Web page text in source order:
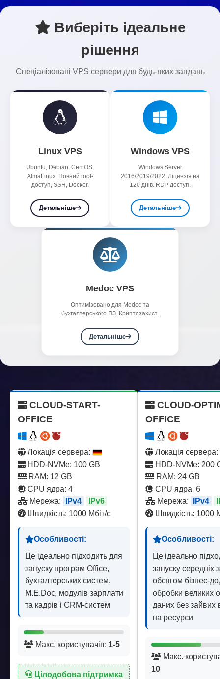
Виберіть ідеальне
рішення
Спеціалізовані VPS сервери для будь-яких завдань
Linux VPS
Ubuntu, Debian, CentOS,
AlmaLinux. Повний root-
доступ, SSH, Docker.
Детальніше
Windows VPS
Windows Server
2016/2019/2022. Ліцензія на
120 днів. RDP доступ.
Детальніше
Medoc VPS
Оптимізовано для Medoc та
бухгалтерського ПЗ. Криптозахист.
Детальніше
CLOUD-START-
OFFICE
Локація сервера:
HDD-NVMe: 100 GB
RAM: 12 GB
CPU ядра: 4
Мережа:
IPv4
IPv6
Швидкість: 1000 Мбіт/с
Особливості:
Це ідеально підходить для
запуску програм Office,
бухгалтерських систем,
M.E.Doc, модулів зарплати
та кадрів і CRM-систем
Макс. користувачів: 1-5
Цілодобова підтримка
CLOUD-
OFFICE
Локація сервера:
HDD-NVMe: 200
RAM: 24 GB
CPU ядра: 6
Мережа:
IPv4
Швидкість: 1000
Особливості:
Це ідеально
запуску середніх
обсягом бізнес-
обробки великих
даних без зайвих
на ресурси
Макс.
10